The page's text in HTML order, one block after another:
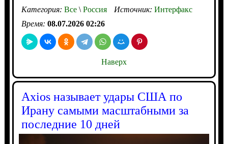
Категория: Все\Россия Источник: Интерфакс
Время: 08.07.2026 02:26
Наверх
Axios называет удары США по
Ирану самыми масштабными за
последние 10 дней